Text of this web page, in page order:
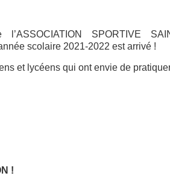
l’ASSOCIATION SPORTIVE
scolaire 2021-2022 est arrivé !
et lycéens qui ont envie de
!